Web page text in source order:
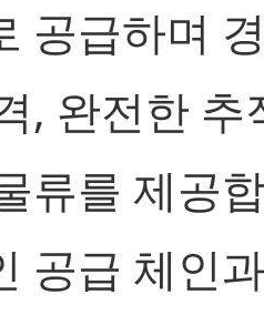
공급하며
, 완전한 추
류를 제공
공급 체인